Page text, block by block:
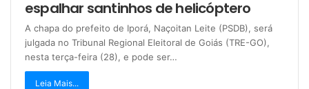
espalhar santinhos de helicóptero
A chapa do prefeito de Iporá, Naçoitan Leite (PSDB), será
julgada no Tribunal Regional Eleitoral de Goiás (TRE-GO),
nesta terça-feira (28), e pode ser…
Leia Mais...